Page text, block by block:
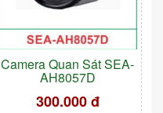
Camera Quan Sát SEA-
AH8057D
300.000 đ